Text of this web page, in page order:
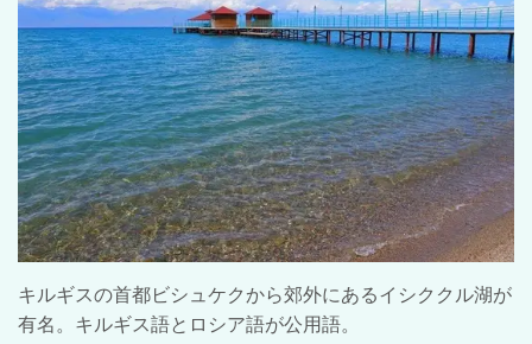
キルギスの首都ビシュケクから郊外にあるイシククル湖が
有名。キルギス語とロシア語が公用語。